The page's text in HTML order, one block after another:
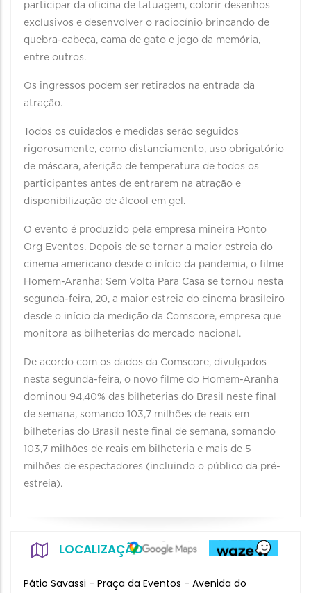
participar da oficina de tatuagem, colorir desenhos
exclusivos e desenvolver o raciocínio brincando de
quebra-cabeça, cama de gato e jogo da memória,
entre outros.
Os ingressos podem ser retirados na entrada da
atração.
Todos os cuidados e medidas serão seguidos
rigorosamente, como distanciamento, uso obrigatório
de máscara, aferição de temperatura de todos os
participantes antes de entrarem na atração e
disponibilização de álcool em gel.
O evento é produzido pela empresa mineira Ponto
Org Eventos. Depois de se tornar a maior estreia do
cinema americano desde o início da pandemia, o filme
Homem-Aranha: Sem Volta Para Casa se tornou nesta
segunda-feira, 20, a maior estreia do cinema brasileiro
desde o início da medição da Comscore, empresa que
monitora as bilheterias do mercado nacional.
De acordo com os dados da Comscore, divulgados
nesta segunda-feira, o novo filme do Homem-Aranha
dominou 94,40% das bilheterias do Brasil neste final
de semana, somando 103,7 milhões de reais em
bilheterias do Brasil neste final de semana, somando
103,7 milhões de reais em bilheteria e mais de 5
milhões de espectadores (incluindo o público da pré-
estreia).
LOCALIZAÇÃO
Pátio Savassi - Praça da Eventos - Avenida do